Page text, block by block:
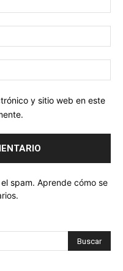
y sitio web en este
spam. Aprende cómo se